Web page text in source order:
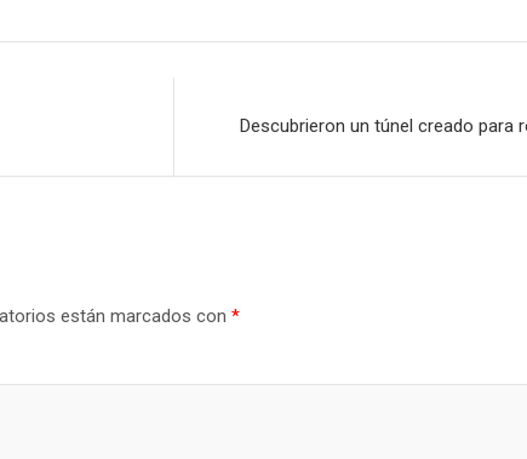
Descubrieron un túnel creado para
están marcados con *